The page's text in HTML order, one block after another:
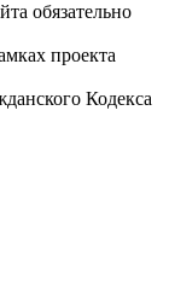
обязательно
проекта
Кодекса